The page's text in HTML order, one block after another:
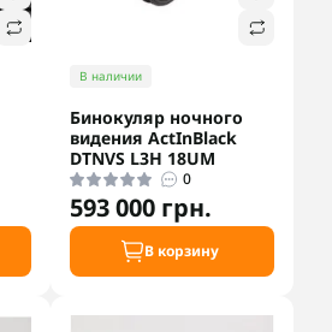
В наличии
Бинокуляр ночного
видения ActInBlack
DTNVS L3H 18UM
0
593 000 грн.
В корзину